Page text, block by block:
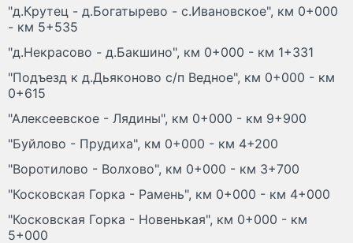
"д.Крутец - д.Богатырево - с.Ивановское", км 0+000
- км 5+535
"д.Некрасово - д.Бакшино", км 0+000 - км 1+331
"Подъезд к д.Дьяконово с/п Ведное", км 0+000 - км
0+615
"Алексеевское - Лядины", км 0+000 - км 9+900
"Буйлово - Прудиха", км 0+000 - км 4+200
"Воротилово - Волхово", км 0+000 - км 3+700
"Косковская Горка - Рамень", км 0+000 - км 4+000
"Косковская Горка - Новенькая", км 0+000 - км
5+000